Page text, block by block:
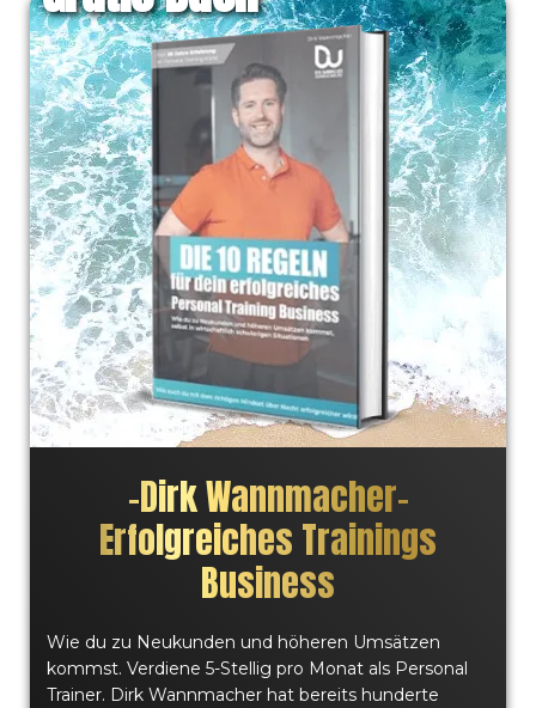
–Dirk Wannmacher–
Erfolgreiches Trainings
Business
Wie du zu Neukunden und höheren Umsätzen
kommst. Verdiene 5-Stellig pro Monat als Personal
Trainer. Dirk Wannmacher hat bereits hunderte